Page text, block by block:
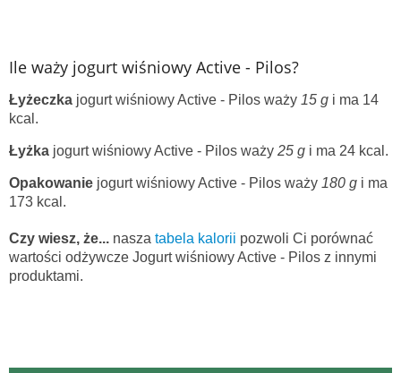
Ile waży jogurt wiśniowy Active - Pilos?
Łyżeczka jogurt wiśniowy Active - Pilos waży 15 g i ma 14
kcal.
Łyżka jogurt wiśniowy Active - Pilos waży 25 g i ma 24 kcal.
Opakowanie jogurt wiśniowy Active - Pilos waży 180 g i ma
173 kcal.
Czy wiesz, że... nasza tabela kalorii pozwoli Ci porównać
wartości odżywcze Jogurt wiśniowy Active - Pilos z innymi
produktami.